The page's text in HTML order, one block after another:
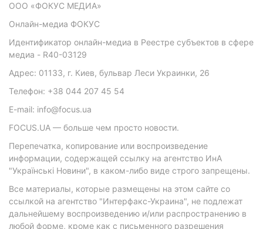
ООО «ФОКУС МЕДИА»
Онлайн-медиа ФОКУС
Идентификатор онлайн-медиа в Реестре субъектов в сфере
медиа - R40-03129
Адрес: 01133, г. Киев, бульвар Леси Украинки, 26
Телефон: +38 044 207 45 54
E-mail: info@focus.ua
FOCUS.UA — больше чем просто новости.
Перепечатка, копирование или воспроизведение
информации, содержащей ссылку на агентство ИнА
"Українські Новини", в каком-либо виде строго запрещены.
Все материалы, которые размещены на этом сайте со
ссылкой на агентство "Интерфакс-Украина", не подлежат
дальнейшему воспроизведению и/или распространению в
любой форме, кроме как с письменного разрешения